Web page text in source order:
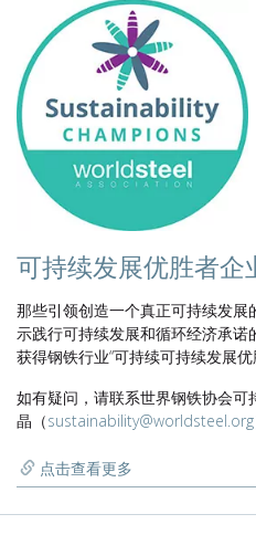
可持续发展优胜者企
那些引领创造一个真正可持续发
示践行可持续发展和循环经济承
获得钢铁行业“可持续可持续发展优
如有疑问，请联系世界钢铁协会
晶（sustainability@worldsteel.org
点击查看更多